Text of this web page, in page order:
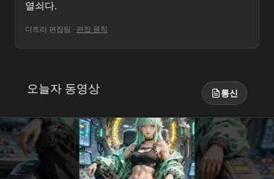
열쇠다.
디트리 편집팀 · 편집 원칙
오늘자 동영상 통신